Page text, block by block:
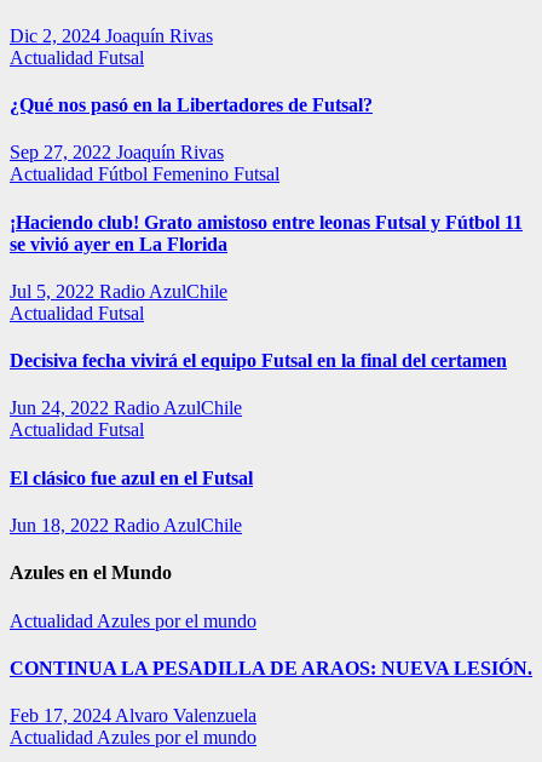
Dic 2, 2024 Joaquín Rivas
Actualidad Futsal
¿Qué nos pasó en la Libertadores de Futsal?
Sep 27, 2022 Joaquín Rivas
Actualidad Fútbol Femenino Futsal
¡Haciendo club! Grato amistoso entre leonas Futsal y Fútbol 11
se vivió ayer en La Florida
Jul 5, 2022 Radio AzulChile
Actualidad Futsal
Decisiva fecha vivirá el equipo Futsal en la final del certamen
Jun 24, 2022 Radio AzulChile
Actualidad Futsal
El clásico fue azul en el Futsal
Jun 18, 2022 Radio AzulChile
Azules en el Mundo
Actualidad Azules por el mundo
CONTINUA LA PESADILLA DE ARAOS: NUEVA LESIÓN.
Feb 17, 2024 Alvaro Valenzuela
Actualidad Azules por el mundo